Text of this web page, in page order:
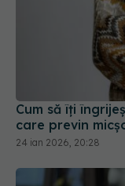
Cum să îți
care previn
24 ian 2026, 20:28